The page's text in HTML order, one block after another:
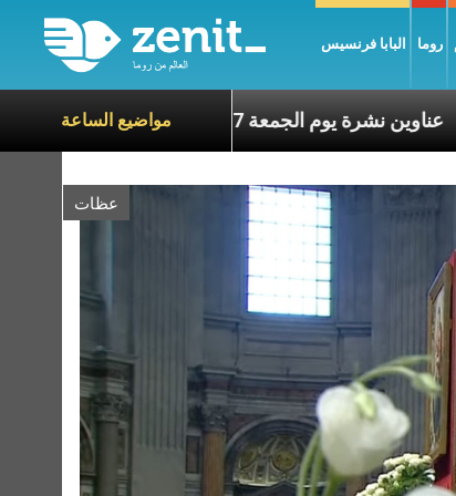
البابا فرنسيس روما
مواضيع الساعةعناوين نشرة يوم الجمعة 7 آب 2026: السلام يُبنى بصبر يومًا بعد يوم
عظات